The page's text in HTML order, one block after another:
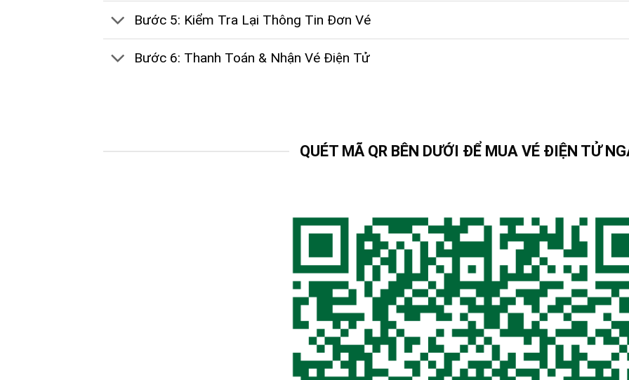
Bước 5: Kiểm Tra Lại Thông Tin Đơn Vé
Bước 6: Thanh Toán & Nhận Vé Điện Tử
QUÉT MÃ QR BÊN DƯỚI ĐỂ MUA VÉ ĐIỆN TỬ